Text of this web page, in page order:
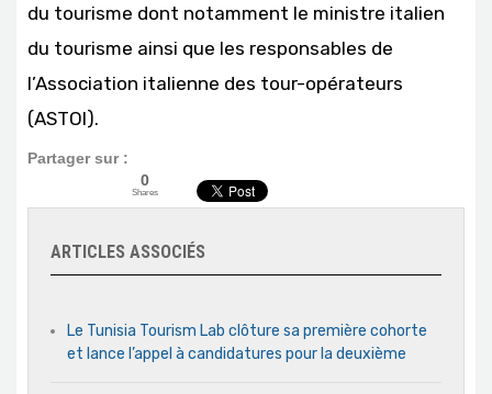
du tourisme dont notamment le ministre italien
du tourisme ainsi que les responsables de
l’Association italienne des tour-opérateurs
(ASTOI).
Partager sur :
0
Shares
ARTICLES ASSOCIÉS
Le Tunisia Tourism Lab clôture sa première cohorte
et lance l’appel à candidatures pour la deuxième